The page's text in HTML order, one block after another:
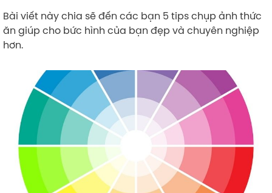
Bài viết này chia sẽ đến các bạn 5 tips chụp ảnh thức
ăn giúp cho bức hình của bạn đẹp và chuyên nghiệp
hơn.